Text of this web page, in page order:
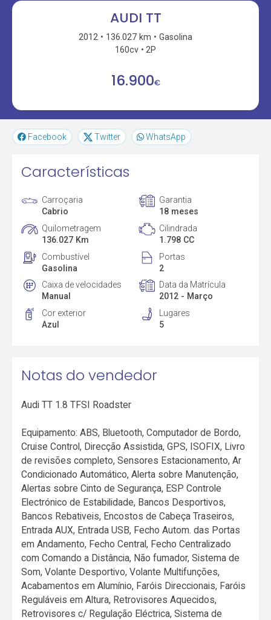
AUDI TT
2012 136.027 km
Gasolina
160cv
2P
16.900€
Facebook Twitter WhatsApp
Características
Carroçaria
Cabrio
Garantia
18 meses
Quilometragem
136.027 Km
Cilindrada
1.798 CC
Combustível
Gasolina
Portas
2
Caixa de velocidades
Manual
Data da Matrícula
2012 - Março
Cor exterior
Azul
Lugares
5
Notas do vendedor
Audi TT 1.8 TFSI Roadster
Equipamento: ABS, Bluetooth, Computador de Bordo,
Cruise Control, Direcção Assistida, GPS, ISOFIX, Livro
de revisões completo, Sensores Estacionamento, Ar
Condicionado Automático, Alerta sobre Manutenção,
Alertas sobre Cinto de Segurança, ESP Controle
Electrónico de Estabilidade, Bancos Desportivos,
Bancos Rebativeis, Encostos de Cabeça Traseiros,
Entrada AUX, Entrada USB, Fecho Autom. das Portas
em Andamento, Fecho Central, Fecho Centralizado
com Comando a Distância, Não fumador, Sistema de
Som, Volante Desportivo, Volante Multifunções,
Acabamentos em Alumínio, Faróis Direccionais, Faróis
Reguláveis em Altura, Retrovisores Aquecidos,
Retrovisores c/ Regulação Eléctrica, Sistema de